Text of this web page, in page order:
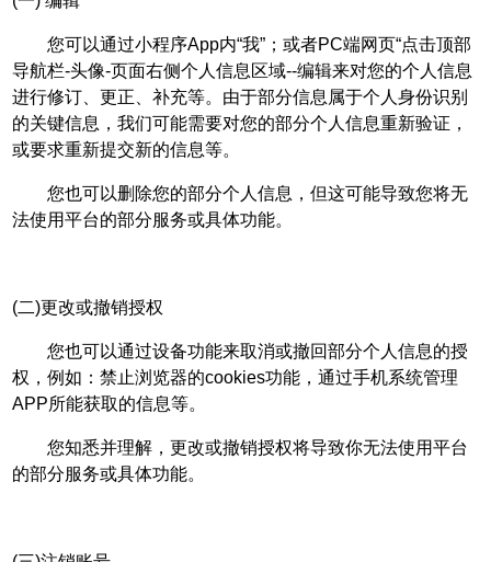
您可以通过小程序App内“我”；或者PC端网页“点击顶部
导航栏-头像-页面右侧个人信息区域--编辑来对您的个人信息
进行修订、更正、补充等。由于部分信息属于个人身份识别
的关键信息，我们可能需要对您的部分个人信息重新验证，
或要求重新提交新的信息等。
您也可以删除您的部分个人信息，但这可能导致您将无
法使用平台的部分服务或具体功能。
(二)更改或撤销授权
您也可以通过设备功能来取消或撤回部分个人信息的授
权，例如：禁止浏览器的cookies功能，通过手机系统管理
APP所能获取的信息等。
您知悉并理解，更改或撤销授权将导致你无法使用平台
的部分服务或具体功能。